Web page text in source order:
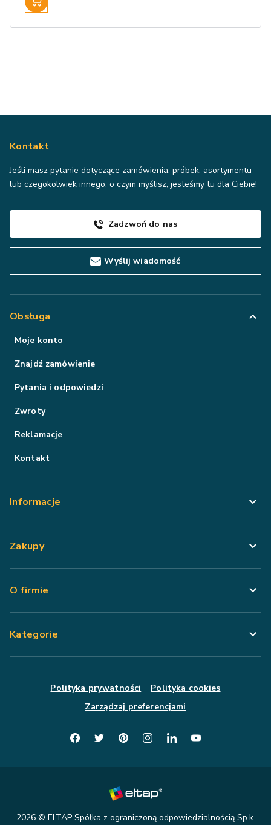
Kontakt
Jeśli masz pytanie dotyczące zamówienia, próbek, asortymentu
lub czegokolwiek innego, o czym myślisz, jesteśmy tu dla Ciebie!
Zadzwoń do nas
Wyślij wiadomość
Obsługa
Moje konto
Znajdź zamówienie
Pytania i odpowiedzi
Zwroty
Reklamacje
Kontakt
Informacje
Zakupy
O firmie
Kategorie
Polityka prywatności
Polityka cookies
Zarządzaj preferencjami
2026© ELTAP Spółka z ograniczoną odpowiedzialnością Sp.k.